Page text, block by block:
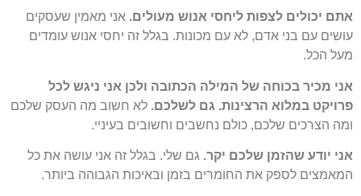
אתם יכולים לצפות ליחסי אנוש מעולים. אני מאמין שעסקים
עושים עם בני אדם, לא עם מכונות. בגלל זה יחסי אנוש עומדים
מעל הכל.
אני מכיר בכוחה של המילה הכתובה ולכן אני ניגש לכל
פרויקט במלוא הרצינות. גם לשלכם. לא חשוב מה העסק שלכם
ומה הצרכים שלכם, כולם נחשבים וחשובים בעיניי.
אני יודע שהזמן שלכם יקר. גם שלי. בגלל זה אני עושה את כל
המאמצים לספק את החומרים בזמן ובאיכות הגבוהה ביותר.